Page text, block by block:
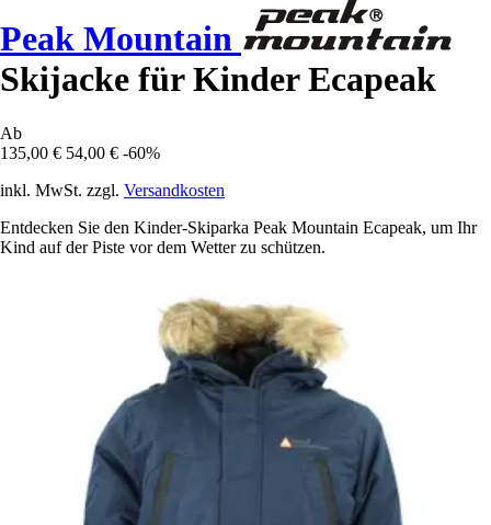
Peak Mountain
Skijacke für Kinder Ecapeak
Ab
135,00 € 54,00 € -60%
inkl. MwSt. zzgl. Versandkosten
Entdecken Sie den Kinder-Skiparka Peak Mountain Ecapeak, um Ihr
Kind auf der Piste vor dem Wetter zu schützen.